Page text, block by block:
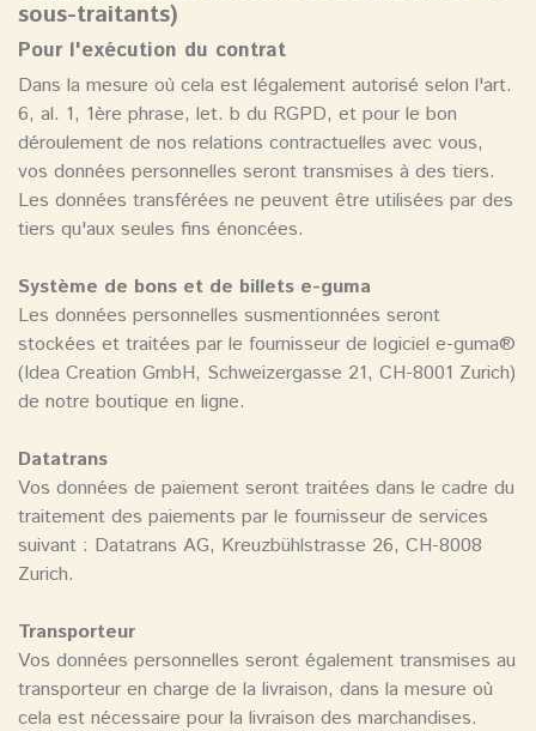
sous-traitants)
Pour l'exécution du contrat
Dans la mesure où cela est légalement autorisé selon l'art.
6, al. 1, 1ère phrase, let. b du RGPD, et pour le bon
déroulement de nos relations contractuelles avec vous,
vos données personnelles seront transmises à des tiers.
Les données transférées ne peuvent être utilisées par des
tiers qu'aux seules fins énoncées.
Système de bons et de billets e-guma
Les données personnelles susmentionnées seront
stockées et traitées par le fournisseur de logiciel e-guma®
(Idea Creation GmbH, Schweizergasse 21, CH-8001 Zurich)
de notre boutique en ligne.
Datatrans
Vos données de paiement seront traitées dans le cadre du
traitement des paiements par le fournisseur de services
suivant : Datatrans AG, Kreuzbühlstrasse 26, CH-8008
Zurich.
Transporteur
Vos données personnelles seront également transmises au
transporteur en charge de la livraison, dans la mesure où
cela est nécessaire pour la livraison des marchandises.